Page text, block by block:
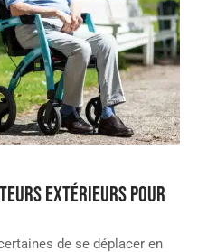
extérieurs pour
de se déplacer en